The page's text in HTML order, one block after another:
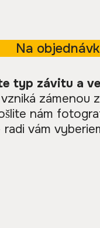
Na
typ závitu a
zámenou
nám
vám